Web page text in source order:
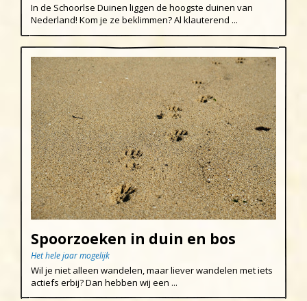
In de Schoorlse Duinen liggen de hoogste duinen van
Nederland! Kom je ze beklimmen? Al klauterend ...
Spoorzoeken in duin en bos
Het hele jaar mogelijk
Wil je niet alleen wandelen, maar liever wandelen met iets
actiefs erbij? Dan hebben wij een ...